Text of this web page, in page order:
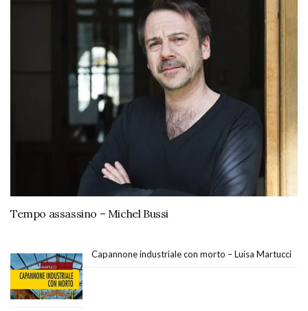
Tempo assassino – Michel Bussi
Capannone industriale con morto – Luisa Martucci